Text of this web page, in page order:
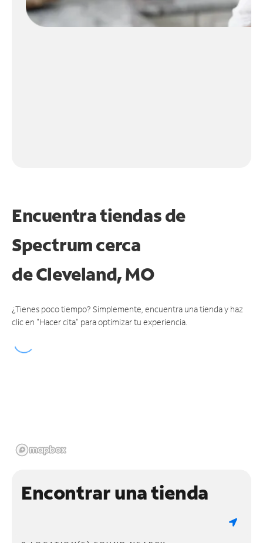
Encuentra tiendas de
Spectrum cerca
deCleveland, MO
¿Tienes poco tiempo? Simplemente, encuentra una tienda y haz
clic en "Hacer cita" para optimizar tu experiencia.
Encontrar una tienda